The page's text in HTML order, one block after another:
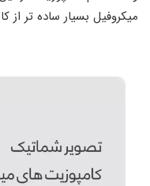
میکروفیل بسیار ساده‌ تر از